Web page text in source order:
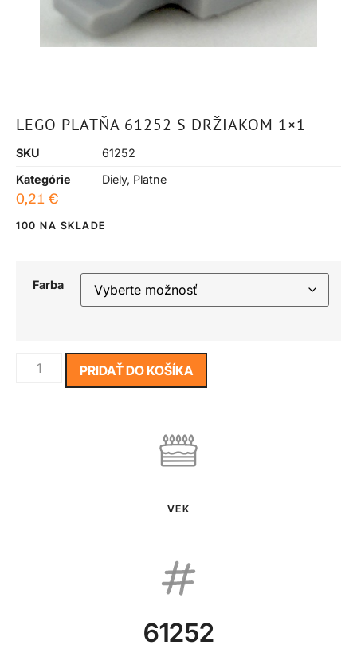
LEGO PLATŇA 61252 S DRŽIAKOM 1×1
SKU
61252
Kategórie
Diely, Platne
0,21 €
100 NA SKLADE
Farba
PRIDAŤ DO KOŠÍKA
VEK
61252